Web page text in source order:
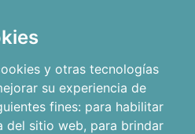
y otras tecnologías
su experiencia de
fines: para habilitar
del sitio web, para brindar